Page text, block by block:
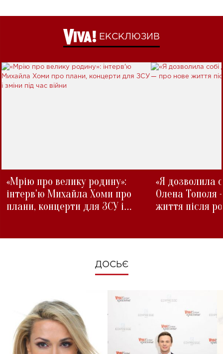
ЕКСКЛЮЗИВ
«Мрію про велику родину»:
інтерв'ю Михайла Хоми про
плани, концерти для ЗСУ і
«Я дозволила
Олена Тополя
життя після
ДОСЬЄ